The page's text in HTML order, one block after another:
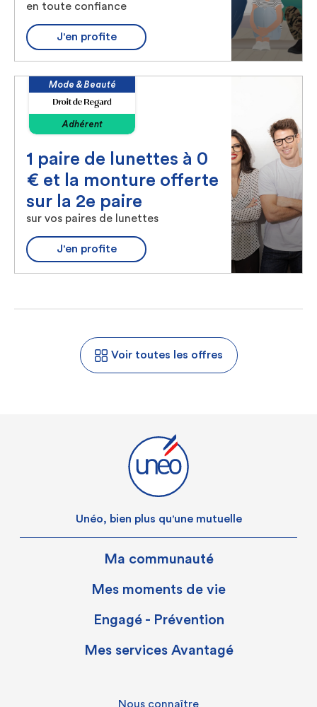
en toute confiance
J'en profite
Mode & Beauté
Adhérent
1 paire de lunettes à 0
€ et la monture offerte
sur la 2e paire
sur vos paires de lunettes
J'en profite
Voir toutes les offres
Unéo, bien plus qu'une mutuelle
Ma communauté
Mes moments de vie
Engagé - Prévention
Mes services Avantagé
Nous connaître